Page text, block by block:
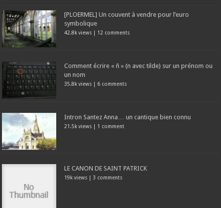
[PLOERMEL] Un couvent à vendre pour l’euro
symbolique
42.8k views | 12 comments
Comment écrire « ñ » (n avec tilde) sur un prénom ou
un nom
35.8k views | 6 comments
Intron Santez Anna… un cantique bien connu
21.5k views | 1 comment
LE CANON DE SAINT PATRICK
19k views | 3 comments